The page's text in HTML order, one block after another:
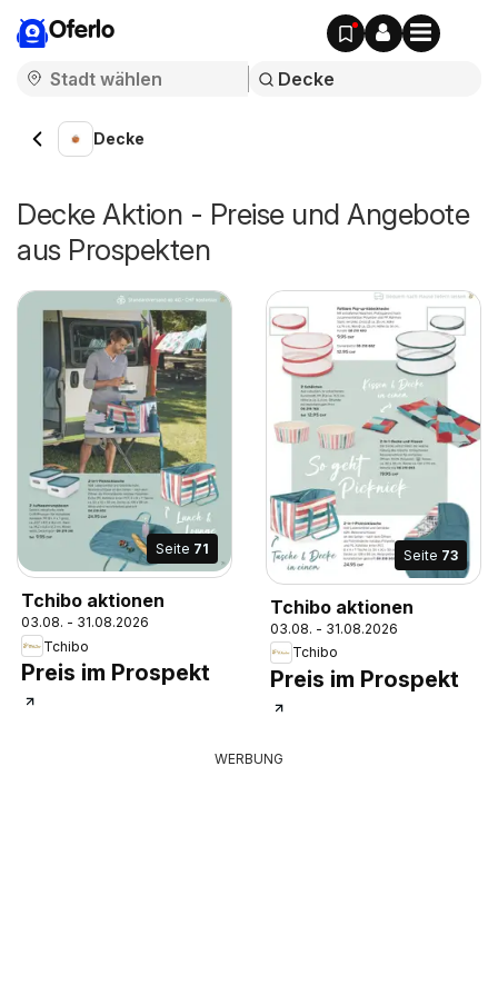
Oferlo
Decke
Decke Aktion - Preise und Angebote
aus Prospekten
Seite 71
Tchibo aktionen
03.08. - 31.08.2026
Tchibo
Preis im Prospekt
Seite 73
Tchibo aktionen
03.08. - 31.08.2026
Tchibo
Preis im Prospekt
WERBUNG